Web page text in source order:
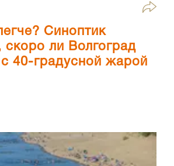
Синоптик
скоро ли Волгоград
с 40-градусной жарой